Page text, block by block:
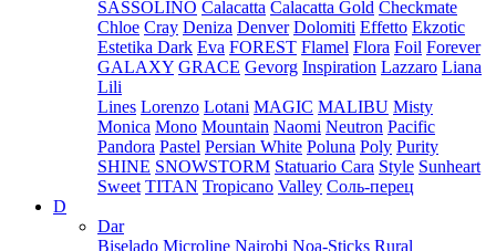
SASSOLINO Calacatta Calacatta Gold Checkmate
Chloe Cray Deniza Denver Dolomiti Effetto Ekzotic
Estetika Dark Eva FOREST Flamel Flora Foil Forever
GALAXY GRACE Gevorg Inspiration Lazzaro Liana
Lili
Lines Lorenzo Lotani MAGIC MALIBU Misty
Monica Mono Mountain Naomi Neutron Pacific
Pandora Pastel Persian White Poluna Poly Purity
SHINE SNOWSTORM Statuario Cara Style Sunheart
Sweet TITAN Tropicano Valley Соль-перец
D
Dar
Biselado Microline Nairobi Noa-Sticks Rural